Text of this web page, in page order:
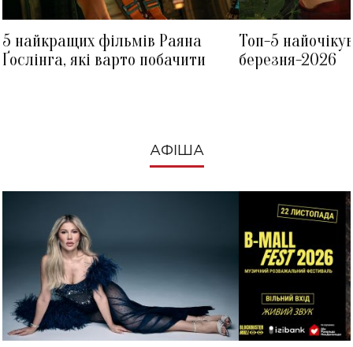
5 найкращих фільмів Раяна
Ґослінга, які варто побачити
Топ-5
березня-2026
АФІША